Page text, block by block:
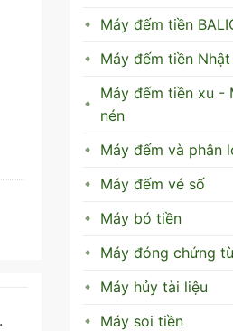
Máy đếm tiền
Máy đếm tiền Nhật
Máy đếm tiền xu -
nén
Máy đếm và phân
Máy đếm vé số
Máy bó tiền
Máy đóng chứng
Máy hủy tài liệu
Máy soi tiền
.